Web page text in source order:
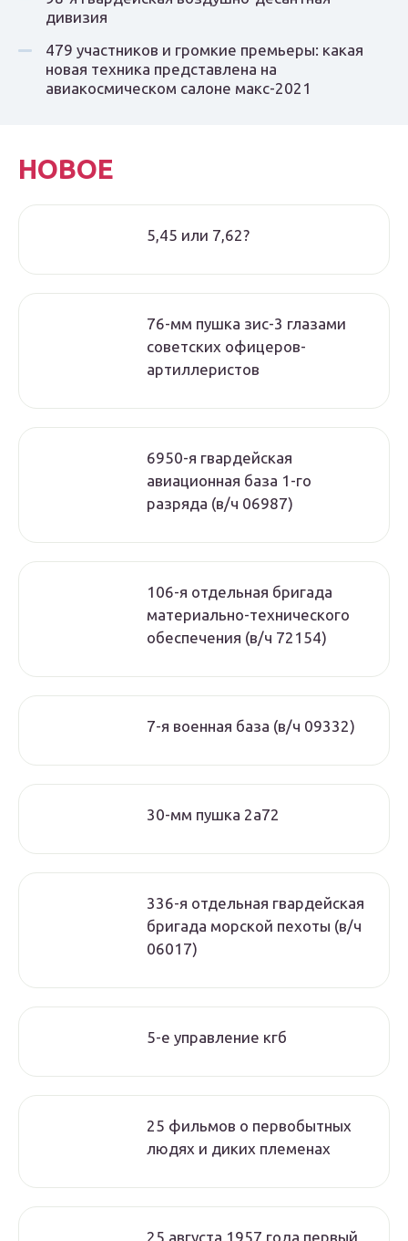
дивизия
479 участников и громкие премьеры: какая
новая техника представлена на
авиакосмическом салоне макс-2021
НОВОЕ
5,45 или 7,62?
76-мм пушка зис-3 глазами
советских офицеров-
артиллеристов
6950-я гвардейская
авиационная база 1-го
разряда (в/ч 06987)
106-я отдельная бригада
материально-технического
обеспечения (в/ч 72154)
7-я военная база (в/ч 09332)
30-мм пушка 2а72
336-я отдельная гвардейская
бригада морской пехоты (в/ч
06017)
5-е управление кгб
25 фильмов о первобытных
людях и диких племенах
25 августа 1957 года первый